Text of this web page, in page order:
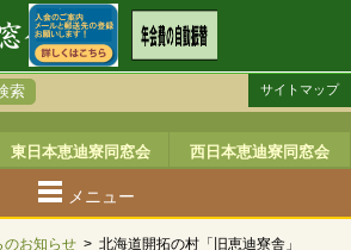
東日本恵迪寮同窓会 西日本恵迪寮同窓会
サイトマップ
メニュー
のお知らせ > 北海道開拓の村「旧恵迪寮舎」